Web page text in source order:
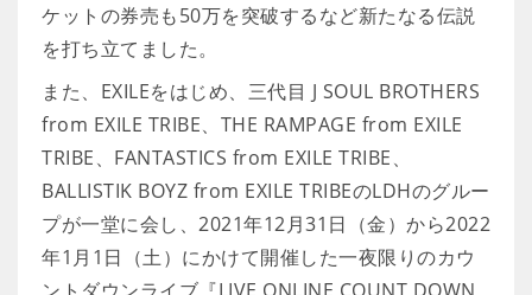
ケットの券売も50万を突破するなど新たなる伝説
を打ち立てました。
また、EXILEをはじめ、三代目 J SOUL BROTHERS
from EXILE TRIBE、THE RAMPAGE from EXILE
TRIBE、FANTASTICS from EXILE TRIBE、
BALLISTIK BOYZ from EXILE TRIBEのLDHのグルー
プが一堂に会し、2021年12月31日（金）から2022
年1月1日（土）にかけて開催した一夜限りのカウ